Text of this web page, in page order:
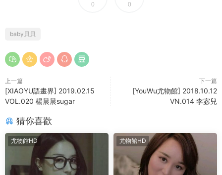
0 0
baby貝貝
上一篇
[XIAOYU語畫界] 2019.02.15
VOL.020 楊晨晨sugar
下一篇
[YouWu尤物館] 2018.10.12
VN.014 李宓兒
猜你喜歡
尤物館HD 尤物館HD